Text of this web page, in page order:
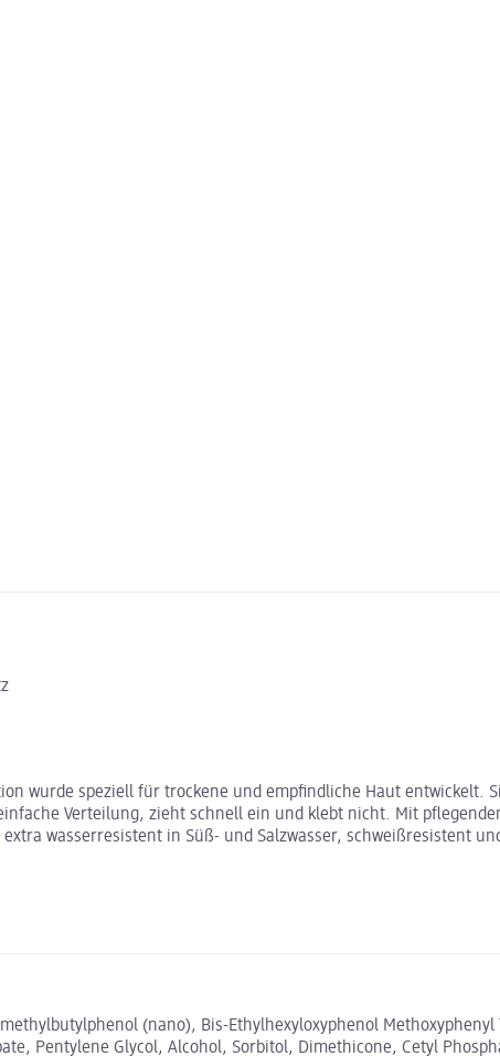
wurde speziell für trockene und empfindliche Haut entwickelt.
Verteilung, zieht schnell ein und klebt nicht. Mit
wasserresistent in Süß- und Salzwasser, schweißresistent
(nano), Bis-Ethylhexyloxyphenol
Pentylene Glycol, Alcohol, Sorbitol, Dimethicone, Cetyl